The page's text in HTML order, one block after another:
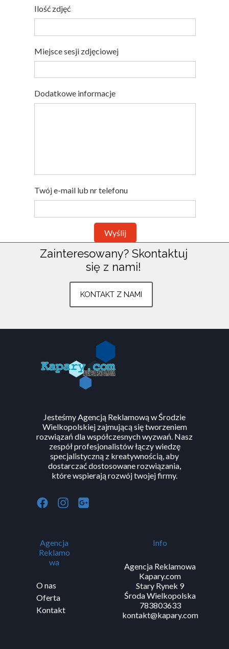
Ilość zdjęć
Miejsce sesji zdjęciowej
Dodatkowe informacje
Twój e-mail lub nr telefonu
Wyślij
KONTAKT Z NAMI
Zainteresowany? Skontaktuj
się z nami!
Jesteśmy Agencją Reklamową w Środzie
Wielkopolskiej zajmującą się tworzeniem
rozwiązań dla współczesnych wyzwań. Nasz
zespół profesjonalistów łączy wiedzę
specjalistyczną z kreatywnością, aby
dostarczać dostosowane rozwiązania,
które wspierają rozwój twojej firmy.
Agencja
Reklamo
wa
O nas
Oferta
Kontakt
Info
Agencja Reklamowa
Kapary.com
Stary Rynek 9
Środa Wielkopolska
783803633
kontakt@kapary.com
Wszystkie prawa zastrzeżone ©
korzysta z plikówcookieszgodnie z
Znajdź nas na:
Plac Armii Poznań 3